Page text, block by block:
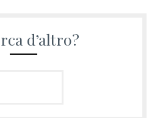
d’altro?